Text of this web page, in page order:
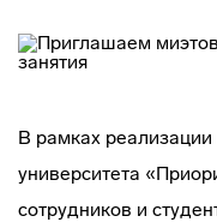
В рамках
университета
сотрудников и